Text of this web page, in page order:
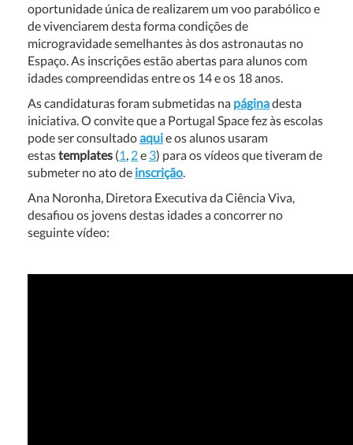
oportunidade única de realizarem um voo parabólico e
de vivenciarem desta forma condições de
microgravidade semelhantes às dos astronautas no
Espaço. As inscrições estão abertas para alunos com
idades compreendidas entre os 14 e os 18 anos.
As candidaturas foram submetidas na páginadesta
iniciativa. O convite que a Portugal Space fez às escolas
pode ser consultadoaquie os alunos usaram
estastemplates (1, 2e 3) para os vídeos que tiveram de
submeter no ato de inscrição.
Ana Noronha, Diretora Executiva da Ciência Viva,
desafiou os jovens destas idades a concorrer no
seguinte vídeo: